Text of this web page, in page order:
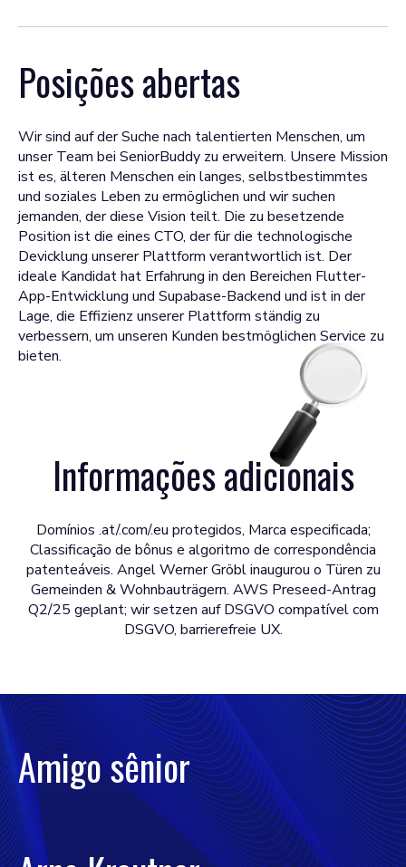
Posições abertas
Wir sind auf der Suche nach talentierten Menschen, um
unser Team bei SeniorBuddy zu erweitern. Unsere Mission
ist es, älteren Menschen ein langes, selbstbestimmtes
und soziales Leben zu ermöglichen und wir suchen
jemanden, der diese Vision teilt. Die zu besetzende
Position ist die eines CTO, der für die technologische
Devicklung unserer Plattform verantwortlich ist. Der
ideale Kandidat hat Erfahrung in den Bereichen Flutter-
App-Entwicklung und Supabase-Backend und ist in der
Lage, die Effizienz unserer Plattform ständig zu
verbessern, um unseren Kunden bestmöglichen Service zu
bieten.
Informações adicionais
Domínios .at/.com/.eu protegidos, Marca especificada;
Classificação de bônus e algoritmo de correspondência
patenteáveis. Angel Werner Gröbl inaugurou o Türen zu
Gemeinden & Wohnbauträgern. AWS Preseed-Antrag
Q2/25 geplant; wir setzen auf DSGVO compatível com
DSGVO, barrierefreie UX.
Amigo sênior